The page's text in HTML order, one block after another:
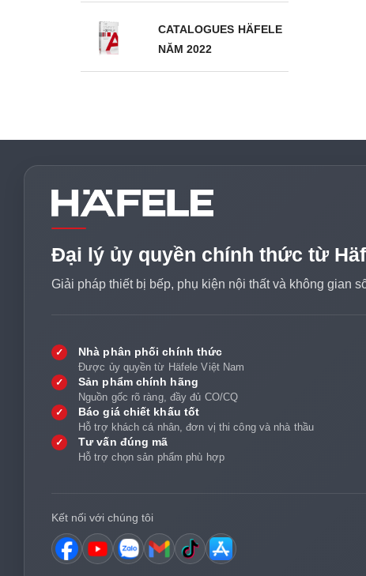
CATALOGUES HÄFELE
NĂM 2022
Đại lý ủy quyền chính thức từ
Giải pháp thiết bị bếp, phụ kiện nội thất và không gian
✓ Nhà phân phối chính thức
Được ủy quyền từ Häfele Việt Nam
✓ Sản phẩm chính hãng
Nguồn gốc rõ ràng, đầy đủ CO/CQ
✓ Báo giá chiết khấu tốt
Hỗ trợ khách cá nhân, đơn vị thi công và nhà thầu
✓ Tư vấn đúng mã
Hỗ trợ chọn sản phẩm phù hợp
Kết nối với chúng tôi